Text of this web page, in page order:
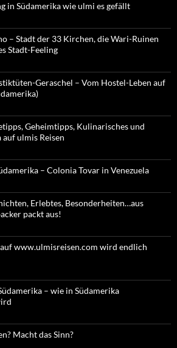
in Südamerika wie ulmi es gefällt
– Stadt der 33 Kirchen, die Wari-Ruinen
Stadt-Feeling
Geraschel – Vom Hostel-Leben auf
Geheimtipps, Kulinarisches und
auf ulmis Reisen
– Colonia Tovar in Venezuela
Erlebtes, Besonderheiten…aus
packt aus!
www.ulmisreisen.com wird endlich
– wie in Südamerika
Macht das Sinn?